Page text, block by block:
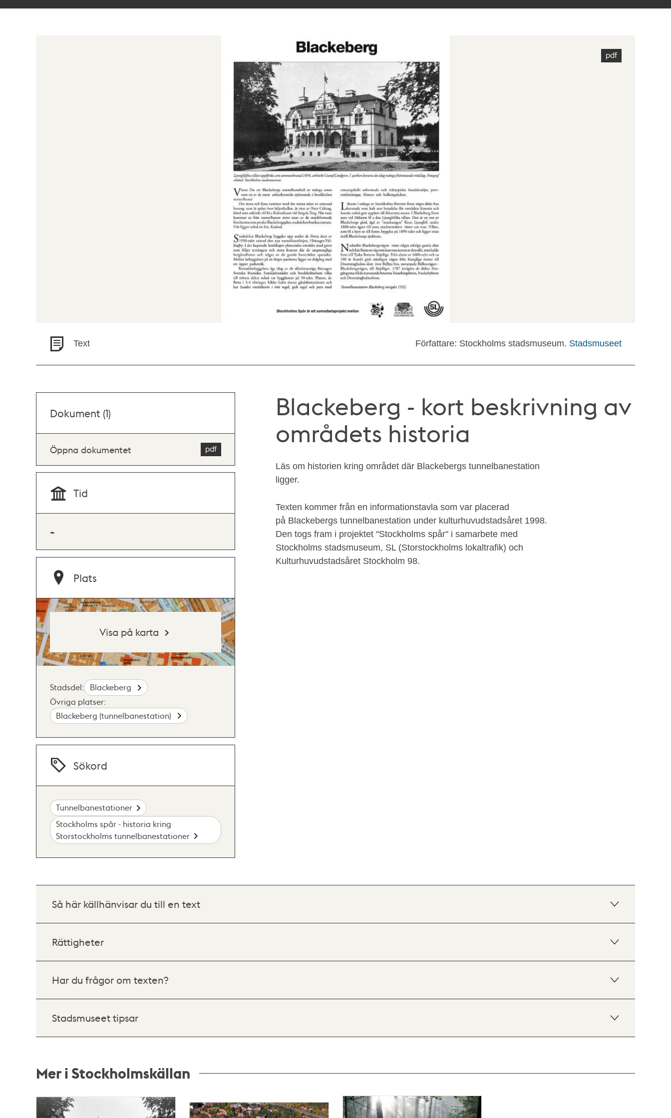
Text Författare: Stockholms stadsmuseum. Stadsmuseet
Blackeberg - kort beskrivning av
områdets historia
Läs om historien kring området där Blackebergs tunnelbanestation
ligger.
Texten kommer från en informationstavla som var placerad
på Blackebergs tunnelbanestation under kulturhuvudstadsåret 1998.
Den togs fram i projektet "Stockholms spår" i samarbete med
Stockholms stadsmuseum, SL (Storstockholms lokaltrafik) och
Kulturhuvudstadsåret Stockholm 98.
Dokument (1)
Öppna dokumentet
Tid
-
Plats
Visa på karta
Stadsdel:
Blackeberg
Övriga platser:
Blackeberg (tunnelbanestation)
Sökord
Tunnelbanestationer
Stockholms spår - historia kring
Storstockholms tunnelbanestationer
Så här källhänvisar du till en text
Rättigheter
Har du frågor om texten?
Stadsmuseet tipsar
Mer i Stockholmskällan
Relaterade
poster